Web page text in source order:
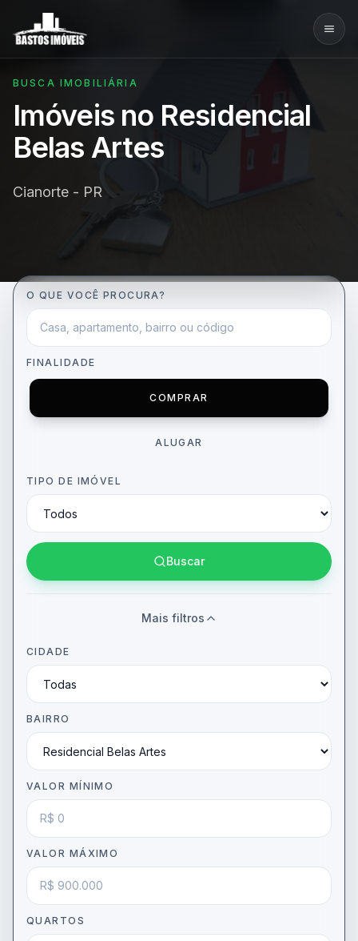
BUSCA IMOBILIÁRIA
Imóveis no Residencial
Belas Artes
Cianorte - PR
O QUE VOCÊ PROCURA?
FINALIDADE
COMPRAR
ALUGAR
TIPO DE IMÓVEL
Buscar
Mais filtros
CIDADE
BAIRRO
VALOR MÍNIMO
VALOR MÁXIMO
QUARTOS